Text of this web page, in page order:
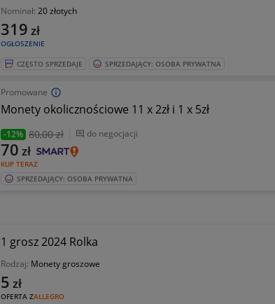
Nominał: 20 złotych
OGŁOSZENIE
319 zł
CZĘSTO SPRZEDAJE SPRZEDAJĄCY: OSOBA PRYWATNA
Promowane
Monety okolicznościowe 11 x 2zł i 1 x 5zł
-12% 80,00 zł do negocjacji
KUP TERAZ
70 zł
SPRZEDAJĄCY: OSOBA PRYWATNA
1 grosz 2024 Rolka
Rodzaj: Monety groszowe
OFERTA ZALLEGRO
5 zł